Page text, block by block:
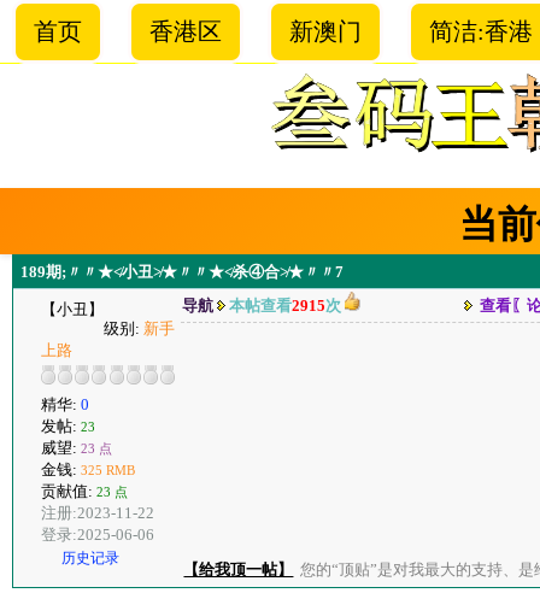
首页 香港区 新澳门 简洁:香港
当
189期;〃〃★≮小丑≯★〃〃★≮杀④合≯★〃〃7
【小丑】
级别: 新手
上路
精华: 0
发帖: 23
威望: 23 点
金钱: 325 RMB
贡献值: 23 点
注册:2023-11-22
登录:2025-06-06
历史记录
导航 本帖查看2915次 查看〖
【给我顶一帖】 您的“顶贴”是对我最大的支持、